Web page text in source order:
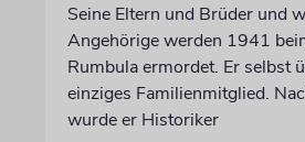
Seine Eltern und Brüder und
Angehörige werden 1941
Rumbula ermordet. Er selbst
einziges Familienmitglied.
wurde er Historiker